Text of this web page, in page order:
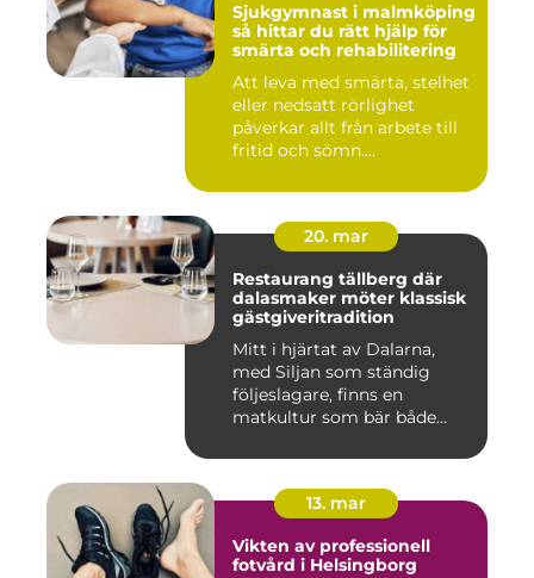
Sjukgymnast i malmköping
så hittar du rätt hjälp för
smärta och rehabilitering
Att leva med smärta, stelhet
eller nedsatt rörlighet
påverkar allt från arbete till
fritid och sömn....
20. mar
Restaurang tällberg där
dalasmaker möter klassisk
gästgiveritradition
Mitt i hjärtat av Dalarna,
med Siljan som ständig
följeslagare, finns en
matkultur som bär både
13. mar
Vikten av professionell
fotvård i Helsingborg